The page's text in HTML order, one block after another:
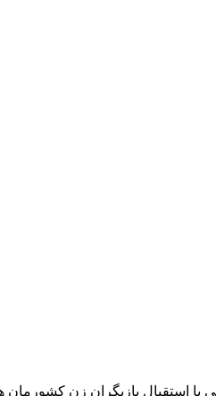
استقبال بازیگران زن